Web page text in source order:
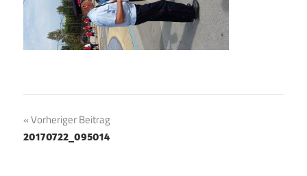
Beitragsnavigation
Vorheriger Beitrag
20170722_095014